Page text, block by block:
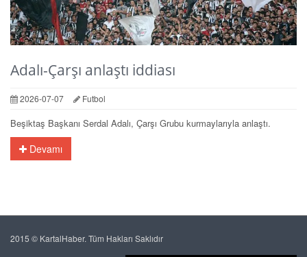
Adalı-Çarşı anlaştı iddiası
2026-07-07 Futbol
Beşiktaş Başkanı Serdal Adalı, Çarşı Grubu kurmaylarıyla anlaştı.
Devamı
2015 © KartalHaber. Tüm Hakları Saklıdır